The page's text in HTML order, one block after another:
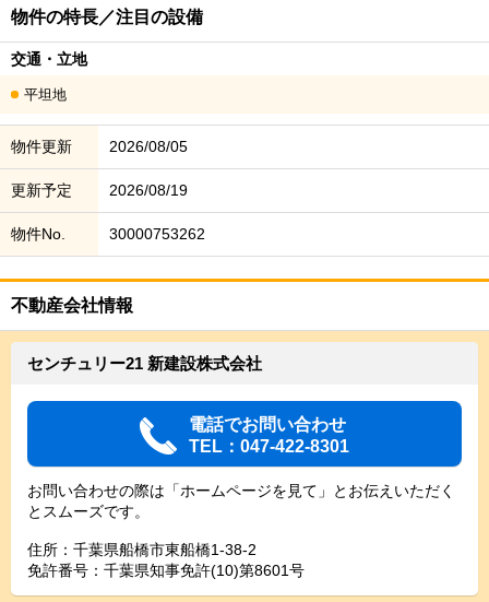
物件の特長／注目の設備
交通・立地
平坦地
物件更新 2026/08/05
更新予定 2026/08/19
物件No. 30000753262
不動産会社情報
センチュリー21 新建設株式会社
電話でお問い合わせ
TEL：047-422-8301
お問い合わせの際は「ホームページを見て」とお伝えいただく
とスムーズです。
住所：千葉県船橋市東船橋1-38-2
免許番号：千葉県知事免許(10)第8601号